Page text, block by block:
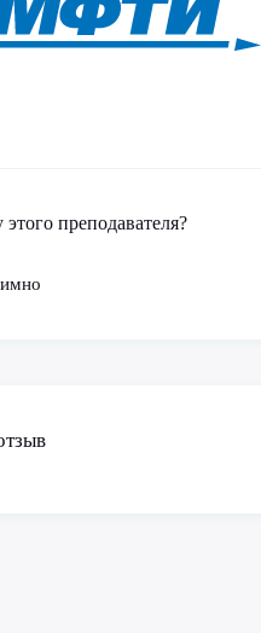
преподавателя?